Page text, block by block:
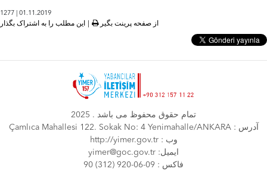
1277 | 01.11.2019
از صفحه پرینت بگیر این مطلب را به اشتراک بگذار
تمام حقوق محفوظ می باشد . 2025
Çamlıca Mahallesi 122. Sokak No: 4 Yenimahalle/ANKARA : آدرس
http://yimer.gov.tr : وب
yimer@goc.gov.tr :ایمیل
90 (312) 920-06-09 : فاكس